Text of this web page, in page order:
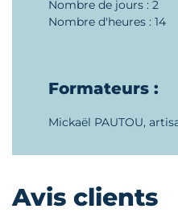
Nombre de jours : 2
Nombre d'heures : 14
Formateurs :
Mickaël PAUTOU,
Avis clients